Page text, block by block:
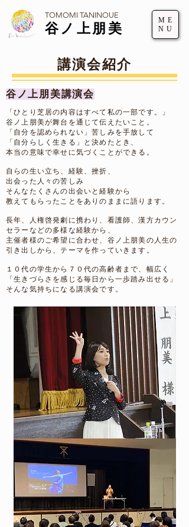
谷ノ上朋美
ME
NU
TOMOMI TANINOUE
講演会紹介
谷ノ上朋美講演会
「ひとり芝居の内容はすべて私の一部です。」
谷ノ上朋美が舞台を通じて伝えたいこと。
「自分を認められない」苦しみを手放して
「自分らしく生きる」と決めたとき、
本当の意味で幸せに気づくことができる。
自らの生い立ち、経験、挫折、
出会った人々の苦しみ
そんなたくさんの出会いと経験から
教えてもらったことをありのままに語ります。
長年、人権啓発劇に携わり、看護師、漢方カウン
セラーなどの多様な経験から、
​主催者様のご希望に合わせ、谷ノ上朋美の人生の
引き出しから、テーマを作っていきます。
１０代の学生から７０代の高齢者まで、幅広く
「生きづらさを感じる毎日から一歩踏み出せる」
そんな気持ちになる講演会です。